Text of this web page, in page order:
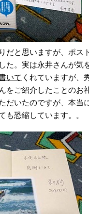
だと思いますが、ポス
た。実は永井さんが気
いて くれていますが、
をご紹介したことのお
だいたのですが、本当
も恐縮しています。。